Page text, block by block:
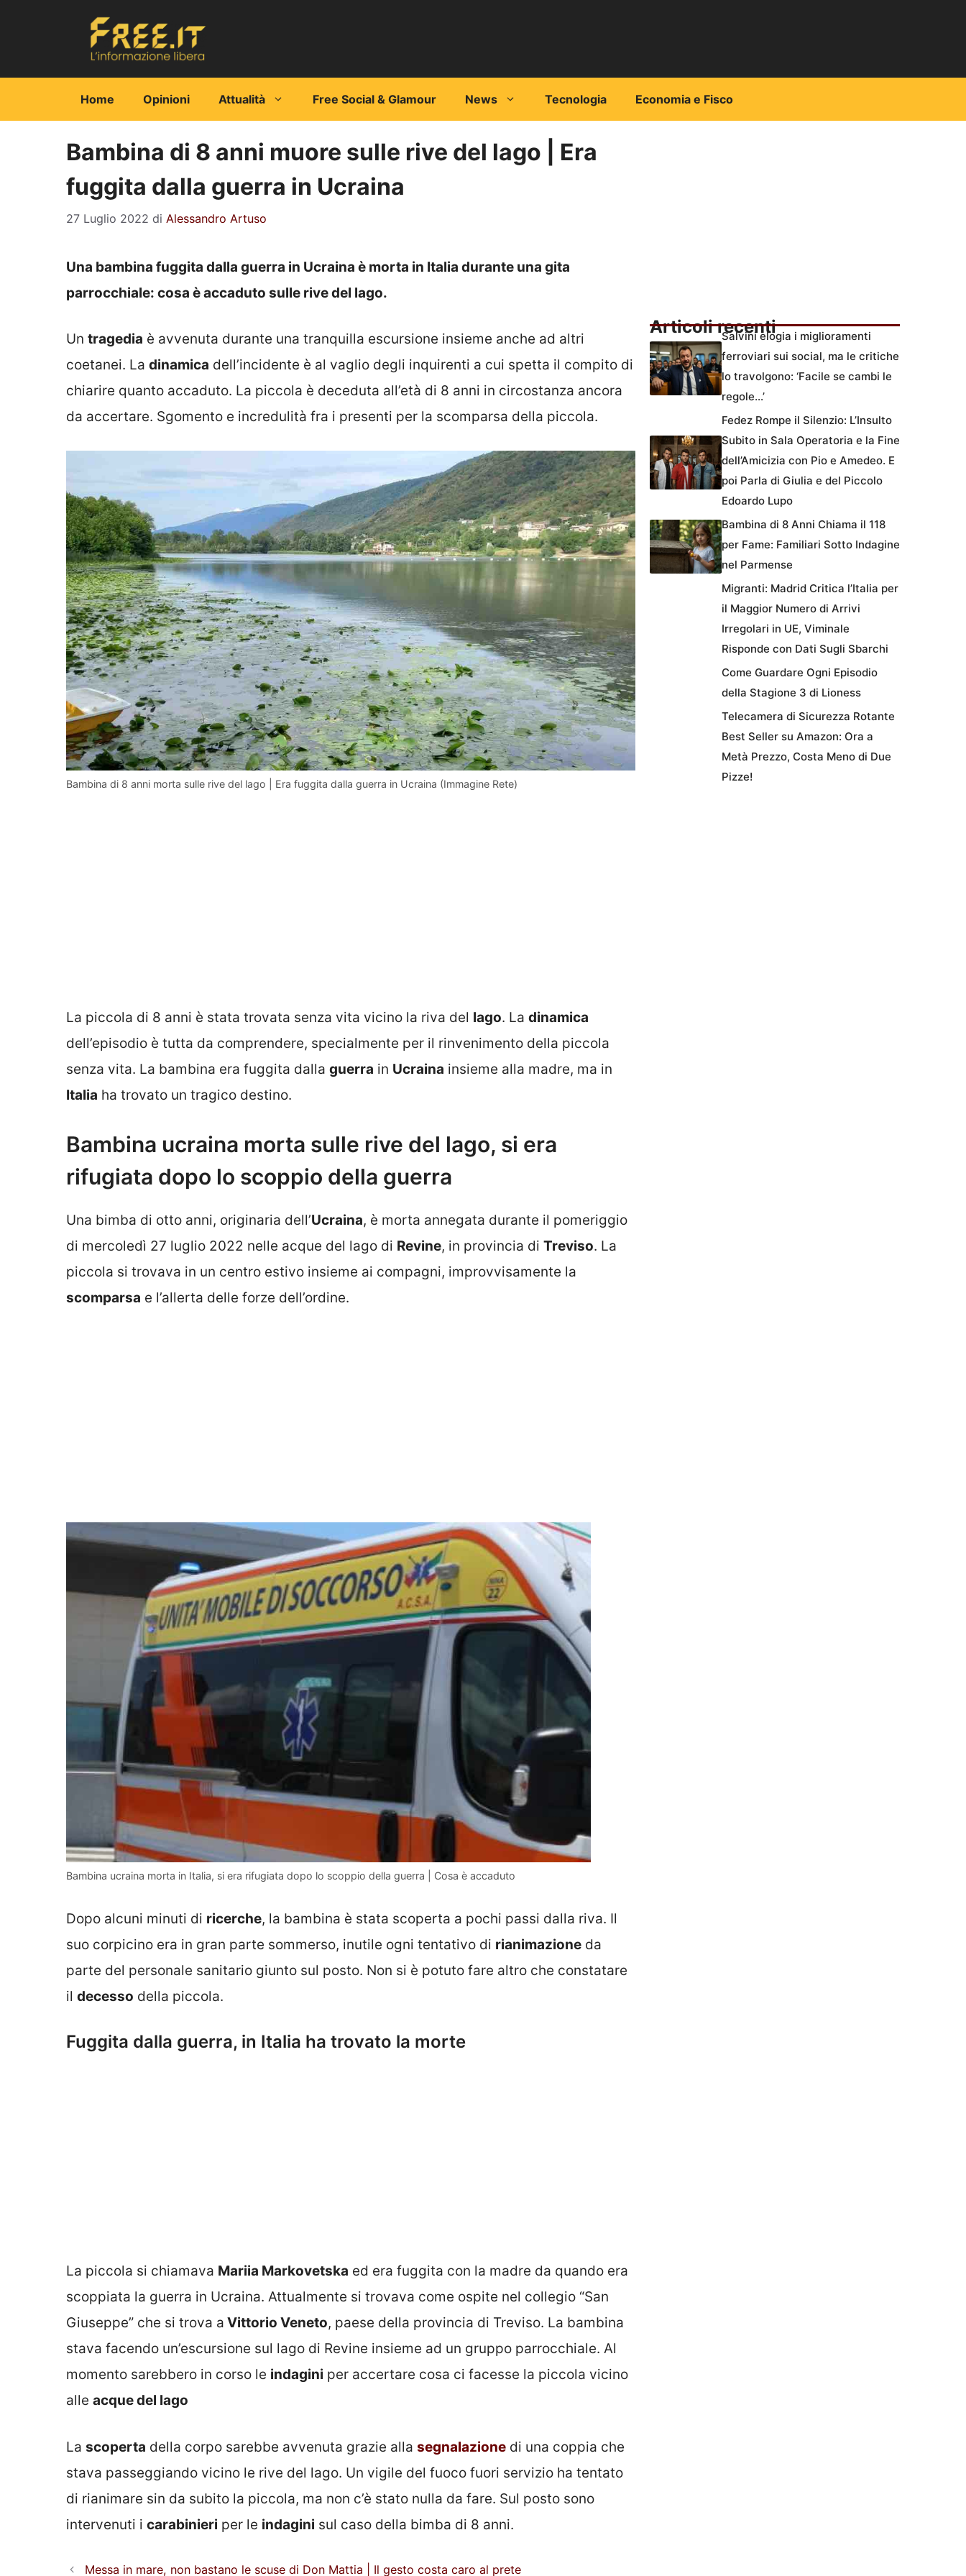
Home Opinioni Attualità Free Social & Glamour News Tecnologia Economia e Fisco
Bambina di 8 anni muore sulle rive del lago | Era
fuggita dalla guerra in Ucraina
27 Luglio 2022 di Alessandro Artuso
Una bambina fuggita dalla guerra in Ucraina è morta in Italia durante una gita
parrocchiale: cosa è accaduto sulle rive del lago.
Un tragedia è avvenuta durante una tranquilla escursione insieme anche ad altri
coetanei. La dinamica dell’incidente è al vaglio degli inquirenti a cui spetta il compito di
chiarire quanto accaduto. La piccola è deceduta all’età di 8 anni in circostanza ancora
da accertare. Sgomento e incredulità fra i presenti per la scomparsa della piccola.
Bambina di 8 anni morta sulle rive del lago | Era fuggita dalla guerra in Ucraina (Immagine Rete)
La piccola di 8 anni è stata trovata senza vita vicino la riva del lago. La dinamica
dell’episodio è tutta da comprendere, specialmente per il rinvenimento della piccola
senza vita. La bambina era fuggita dalla guerra in Ucraina insieme alla madre, ma in
Italia ha trovato un tragico destino.
Bambina ucraina morta sulle rive del lago, si era
rifugiata dopo lo scoppio della guerra
Una bimba di otto anni, originaria dell’Ucraina, è morta annegata durante il pomeriggio
di mercoledì 27 luglio 2022 nelle acque del lago di Revine, in provincia di Treviso. La
piccola si trovava in un centro estivo insieme ai compagni, improvvisamente la
scomparsa e l’allerta delle forze dell’ordine.
Bambina ucraina morta in Italia, si era rifugiata dopo lo scoppio della guerra | Cosa è accaduto
Dopo alcuni minuti di ricerche, la bambina è stata scoperta a pochi passi dalla riva. Il
suo corpicino era in gran parte sommerso, inutile ogni tentativo di rianimazione da
parte del personale sanitario giunto sul posto. Non si è potuto fare altro che constatare
il decesso della piccola.
Fuggita dalla guerra, in Italia ha trovato la morte
La piccola si chiamava Mariia Markovetska ed era fuggita con la madre da quando era
scoppiata la guerra in Ucraina. Attualmente si trovava come ospite nel collegio “San
Giuseppe” che si trova a Vittorio Veneto, paese della provincia di Treviso. La bambina
stava facendo un’escursione sul lago di Revine insieme ad un gruppo parrocchiale. Al
momento sarebbero in corso le indagini per accertare cosa ci facesse la piccola vicino
alle acque del lago
La scoperta della corpo sarebbe avvenuta grazie alla segnalazione di una coppia che
stava passeggiando vicino le rive del lago. Un vigile del fuoco fuori servizio ha tentato
di rianimare sin da subito la piccola, ma non c’è stato nulla da fare. Sul posto sono
intervenuti i carabinieri per le indagini sul caso della bimba di 8 anni.
Messa in mare, non bastano le scuse di Don Mattia | Il gesto costa caro al prete
Articoli recentiSalvini elogia i miglioramenti
ferroviari sui social, ma le critiche
lo travolgono: ‘Facile se cambi le
regole…’
Fedez Rompe il Silenzio: L’Insulto
Subito in Sala Operatoria e la Fine
dell’Amicizia con Pio e Amedeo. E
poi Parla di Giulia e del Piccolo
Edoardo Lupo
Bambina di 8 Anni Chiama il 118
per Fame: Familiari Sotto Indagine
nel Parmense
Migranti: Madrid Critica l’Italia per
il Maggior Numero di Arrivi
Irregolari in UE, Viminale
Risponde con Dati Sugli Sbarchi
Come Guardare Ogni Episodio
della Stagione 3 di Lioness
Telecamera di Sicurezza Rotante
Best Seller su Amazon: Ora a
Metà Prezzo, Costa Meno di Due
Pizze!